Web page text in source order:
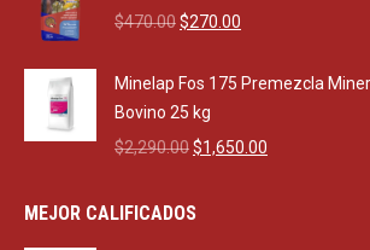
$550.00.
$470.00Original
was:
$470.00.
$270.00
is:
Minelap Fos 175 Premezcla
Bovino 25 kg
$2,290.00Original
was:
$1,650.00
MEJOR CALIFICADOS